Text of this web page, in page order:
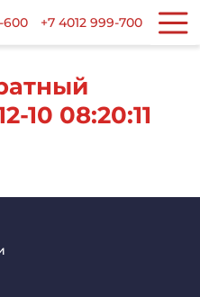
600 +7 4012 999-700
10 08:20:11